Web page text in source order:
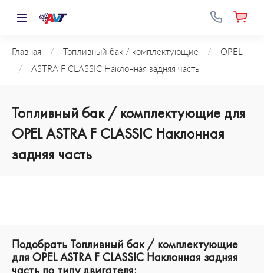
Главная / Топливный бак / комплектующие /
OPEL
/
ASTRA F CLASSIC Наклонная задняя часть
Топливный бак / комплектующие для
OPEL ASTRA F CLASSIC Наклонная
задняя часть
Подобрать Топливный бак / комплектующие
для OPEL ASTRA F CLASSIC Наклонная задняя